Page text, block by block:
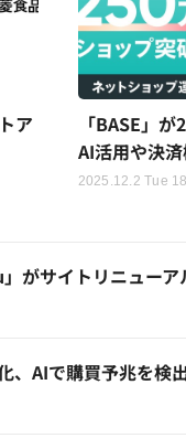
ア
「BASE」
AI活用や決
2025.12.2 Tue
がサイトリニュー
、AIで購買予兆を検